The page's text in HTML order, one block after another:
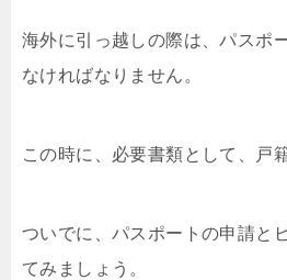
海外に引っ越しの際は、パスポ
なければなりません。
この時に、必要書類として、戸
ついでに、パスポートの申請と
てみましょう。